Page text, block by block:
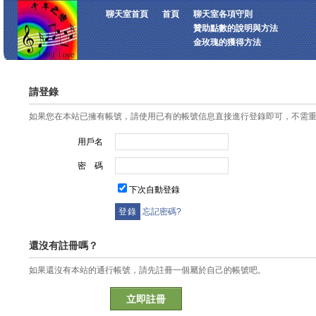
聊天室首頁 首頁
聊天室各項守則
贊助點數的說明與方法
金玫瑰的獲得方法
請登錄
如果您在本站已擁有帳號，請使用已有的帳號信息直接進行登錄即可，不需
用戶名
密 碼
下次自動登錄
忘記密碼?
還沒有註冊嗎？
如果還沒有本站的通行帳號，請先註冊一個屬於自己的帳號吧。
立即註冊